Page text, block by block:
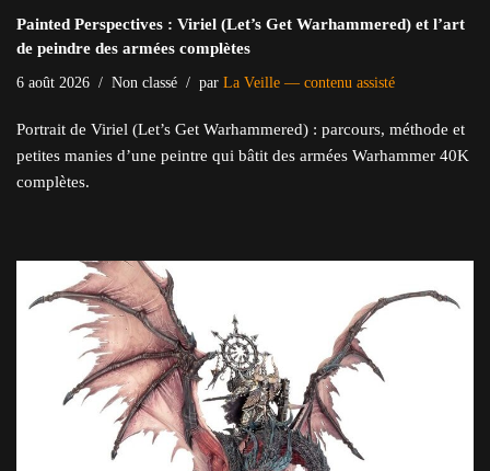
Painted Perspectives : Viriel (Let’s Get Warhammered) et l’art
de peindre des armées complètes
6 août 2026 Non classé par La Veille — contenu assisté
Portrait de Viriel (Let’s Get Warhammered) : parcours, méthode et
petites manies d’une peintre qui bâtit des armées Warhammer 40K
complètes.